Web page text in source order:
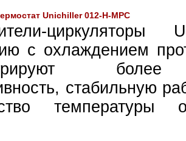
Unichiller 012-H-MPC
циркуляторы
с охлаждением
стабильную
температуры